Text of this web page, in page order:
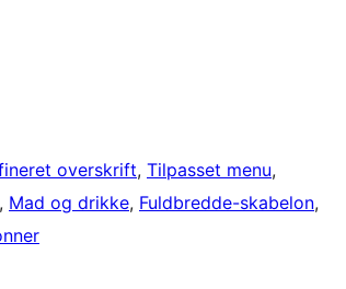
overskrift, Tilpasset menu
, Mad og drikke, Fuldbredde-skabelon